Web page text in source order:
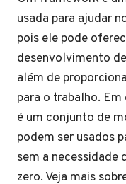
usada para ajudar
pois ele pode
desenvolvimento
além de
para o trabalho.
é um conjunto de
podem ser usados
sem a
zero. Veja mais